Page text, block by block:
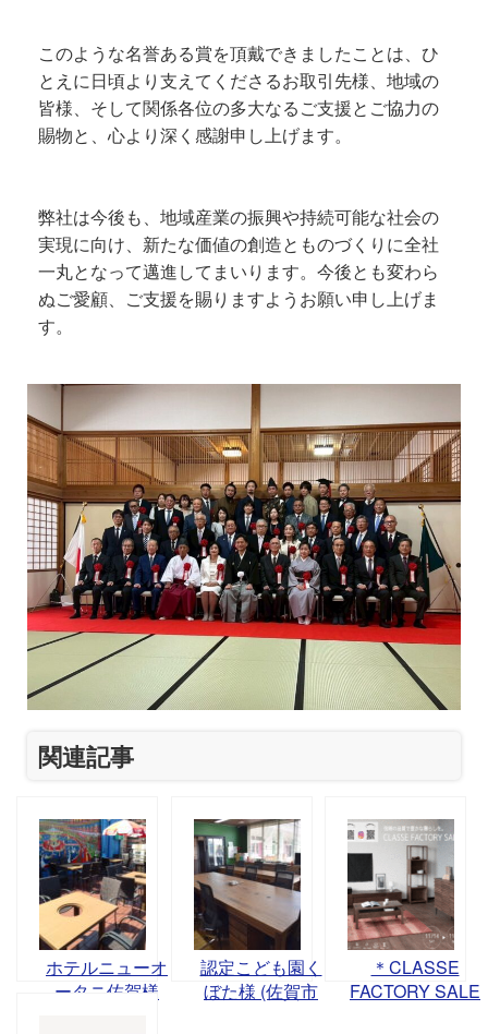
このような名誉ある賞を頂戴できましたことは、ひ
とえに日頃より支えてくださるお取引先様、地域の
皆様、そして関係各位の多大なるご支援とご協力の
賜物と、心より深く感謝申し上げます。
弊社は今後も、地域産業の振興や持続可能な社会の
実現に向け、新たな価値の創造とものづくりに全社
一丸となって邁進してまいります。今後とも変わら
ぬご愛顧、ご支援を賜りますようお願い申し上げま
す。
関連記事
ホテルニューオ
ータニ佐賀様
認定こども園く
ぼた様 (佐賀市
＊CLASSE
FACTORY SALE